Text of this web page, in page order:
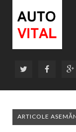
ARTICOLE